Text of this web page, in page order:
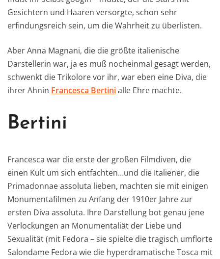
Gesichtern und Haaren versorgte, schon sehr
erfindungsreich sein, um die Wahrheit zu überlisten.
Aber Anna Magnani, die die größte italienische
Darstellerin war, ja es muß nocheinmal gesagt werden,
schwenkt die Trikolore vor ihr, war eben eine Diva, die
ihrer Ahnin Francesca Bertinialle Ehre machte.
Bertini
Francesca war die erste der großen Filmdiven, die
einen Kult um sich entfachten…und die Italiener, die
Primadonnae assoluta lieben, machten sie mit einigen
Monumentafilmen zu Anfang der 1910er Jahre zur
ersten Diva assoluta. Ihre Darstellung bot genau jene
Verlockungen an Monumentaliät der Liebe und
Sexualität (mit Fedora – sie spielte die tragisch umflorte
Salondame Fedora wie die hyperdramatische Tosca mit